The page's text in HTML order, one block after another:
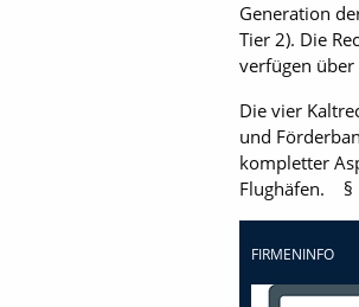
Generation
Tier 2). Die
verfügen
Die vier
und
kompletter
Flughäfen. §
FIRMENINFO